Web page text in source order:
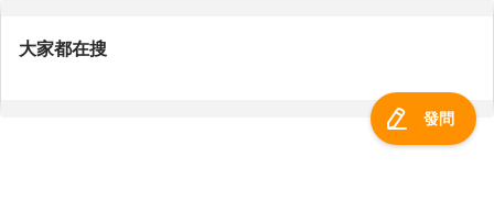
大家都在搜
發問